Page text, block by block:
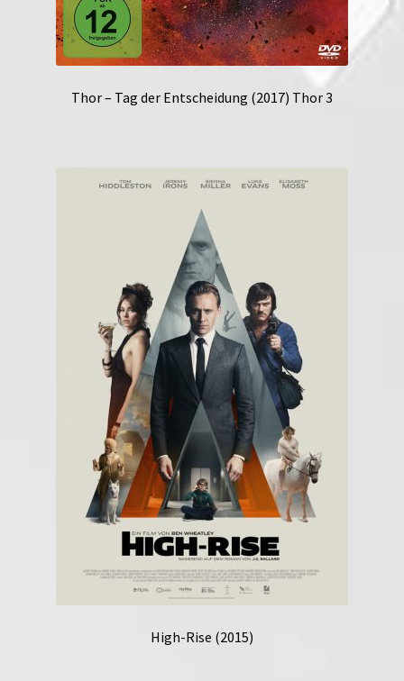
Thor – Tag der Entscheidung (2017) Thor 3
High-Rise (2015)